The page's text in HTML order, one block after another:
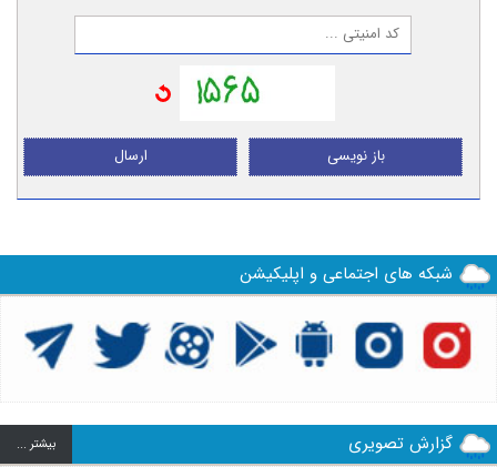
ارسال باز نویسی
شبکه های اجتماعی و اپلیکیشن
گزارش تصویری بيشتر ...